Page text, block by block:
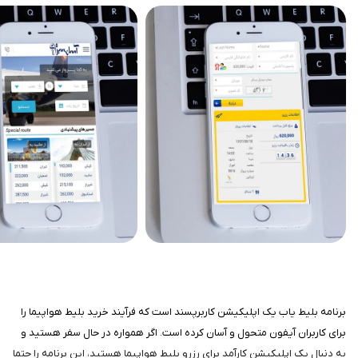
برنامه بلیط یاب یک اپلیکیشن کاربرپسند است که فرآیند خرید بلیط هواپیما را
برای کاربران آیفون متحول و آسان کرده است. اگر همواره در حال سفر هستید و
به دنبال یک اپلیکیشن کارآمد برای رزرو بلیط هواپیما هستید، این برنامه را حتما